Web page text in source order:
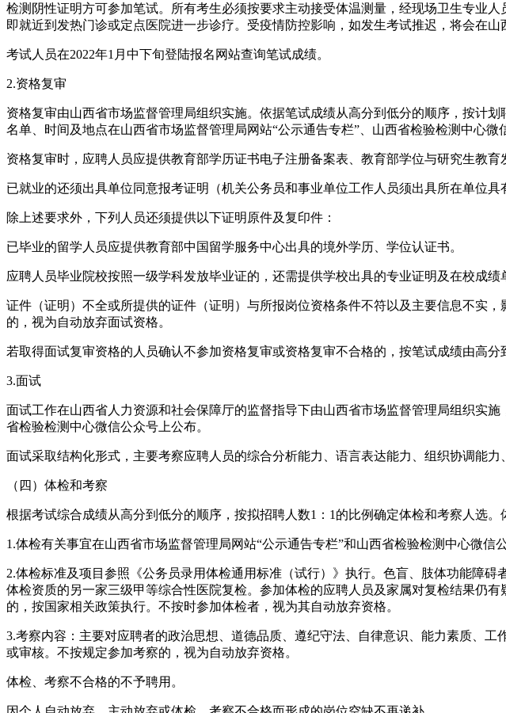
检测阴性证明方可参加笔试。所有考生必须按要求主动接受体温测量，经现场卫生专业
即就近到发热门诊或定点医院进一步诊疗。受疫情防控影响，如发生考试推迟，将会在
考试人员在2022年1月中下旬登陆报名网站查询笔试成绩。
2.资格复审
资格复审由山西省市场监督管理局组织实施。依据笔试成绩从高分到低分的顺序，按计
名单、时间及地点在山西省市场监督管理局网站“公示通告专栏”、山西省检验检测中心微
资格复审时，应聘人员应提供教育部学历证书电子注册备案表、教育部学位与研究生教
已就业的还须出具单位同意报考证明（机关公务员和事业单位工作人员须出具所在单位具
除上述要求外，下列人员还须提供以下证明原件及复印件：
已毕业的留学人员应提供教育部中国留学服务中心出具的境外学历、学位认证书。
应聘人员毕业院校按照一级学科发放毕业证的，还需提供学校出具的专业证明及在校成绩
证件（证明）不全或所提供的证件（证明）与所报岗位资格条件不符以及主要信息不实
的，视为自动放弃面试资格。
若取得面试复审资格的人员确认不参加资格复审或资格复审不合格的，按笔试成绩由高
3.面试
面试工作在山西省人力资源和社会保障厅的监督指导下由山西省市场监督管理局组织实
省检验检测中心微信公众号上公布。
面试采取结构化形式，主要考察应聘人员的综合分析能力、语言表达能力、组织协调能力
（四）体检和考察
根据考试综合成绩从高分到低分的顺序，按拟招聘人数1：1的比例确定体检和考察人选。
1.体检有关事宜在山西省市场监督管理局网站“公示通告专栏”和山西省检验检测中心微信
2.体检标准及项目参照《公务员录用体检通用标准（试行）》执行。色盲、肢体功能障
体检资质的另一家三级甲等综合性医院复检。参加体检的应聘人员及家属对复检结果仍
的，按国家相关政策执行。不按时参加体检者，视为其自动放弃资格。
3.考察内容：主要对应聘者的政治思想、道德品质、遵纪守法、自律意识、能力素质、
或审核。不按规定参加考察的，视为自动放弃资格。
体检、考察不合格的不予聘用。